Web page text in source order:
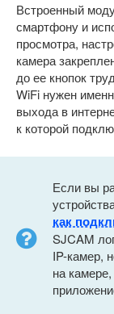
Встроенный
смартфону и
просмотра,
камера
до ее кнопок
WiFi нужен
выхода в
к которой
Если вы
как
SJCAM
IP-камер,
на